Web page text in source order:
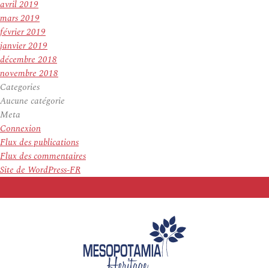
avril 2019
mars 2019
février 2019
janvier 2019
décembre 2018
novembre 2018
Categories
Aucune catégorie
Meta
Connexion
Flux des publications
Flux des commentaires
Site de WordPress-FR